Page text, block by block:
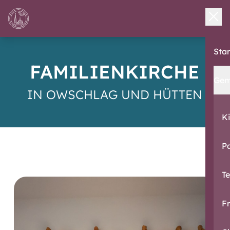
FAMILIENKIRCHE
IN OWSCHLAG UND HÜTTEN